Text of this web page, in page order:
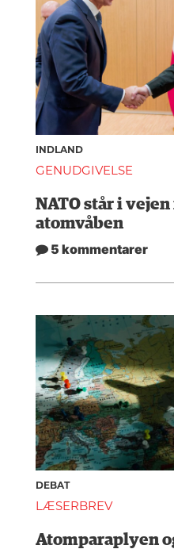
INDLAND
GENUDGIVELSE
NATO står i
atomvåben
5 kommentarer
DEBAT
LÆSERBREV
Atomparaplyen